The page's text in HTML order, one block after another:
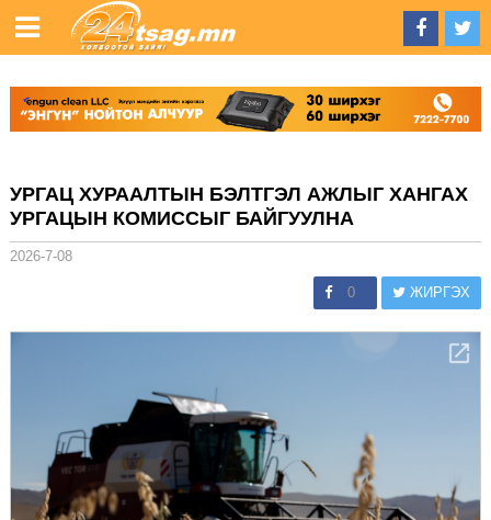
УРГАЦ ХУРААЛТЫН БЭЛТГЭЛ АЖЛЫГ ХАНГАХ
УРГАЦЫН КОМИССЫГ БАЙГУУЛНА
2026-7-08
0 ЖИРГЭХ